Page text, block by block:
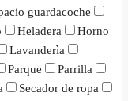
guardacoche
Heladera
Horno
Lavanderìa
Parque
Parrilla
Secador de ropa